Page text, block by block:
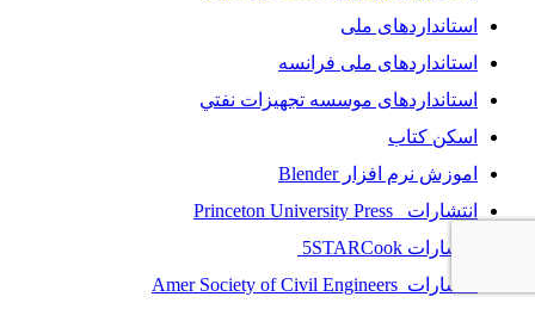
استانداردهای ملی
استانداردهای ملی فرانسه
استانداردهای موسسه تجهيزات نفتي
اسکن کتاب
اموزش نرم افزار Blender
انتشارات Princeton University Press
انتشارات ‎ 5STARCook
انتشارات Amer Society of Civil Engineers